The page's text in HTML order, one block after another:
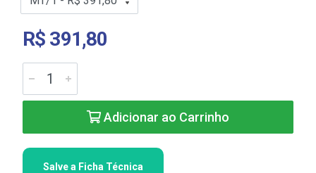
R$ 391,80
Adicionar ao Carrinho
Salve a Ficha Técnica